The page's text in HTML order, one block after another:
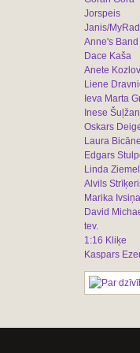
Jorspeis
Janis/
Anne's Band
Dace Kaša
Anete
Liene
Ieva Marta
Inese
Oskars
Laura Bicāne
Edgars
Linda
Alvils
Marika Ivsiņa
David
tev.
1:16 Kliķe
Kaspars